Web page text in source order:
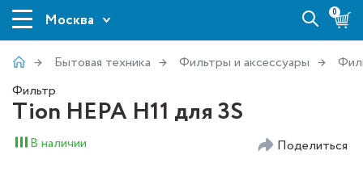
Москва 0
Бытовая техника Фильтры и аксессуары
Фильтр
Tion HEPA H11 для 3S
В наличии Поделиться